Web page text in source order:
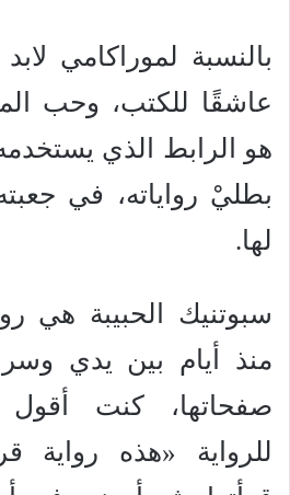
بالنسبة لموراكامي
عاشقًا للكتب، وحب
هو الرابط الذي
بطليْ رواياته، في
لها.
سبوتنيك الحبيبة هي
منذ أيام بين يدي
صفحاتها، كنت
للرواية «هذه رواية